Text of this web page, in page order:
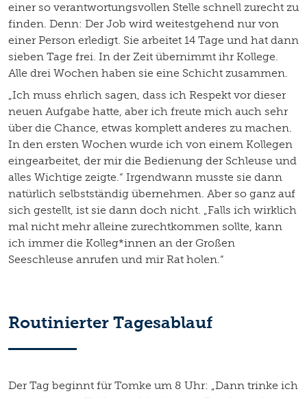
einer so verantwortungsvollen Stelle schnell zurecht zu
finden. Denn: Der Job wird weitestgehend nur von
einer Person erledigt. Sie arbeitet 14 Tage und hat dann
sieben Tage frei. In der Zeit übernimmt ihr Kollege.
Alle drei Wochen haben sie eine Schicht zusammen.
„Ich muss ehrlich sagen, dass ich Respekt vor dieser
neuen Aufgabe hatte, aber ich freute mich auch sehr
über die Chance, etwas komplett anderes zu machen.
In den ersten Wochen wurde ich von einem Kollegen
eingearbeitet, der mir die Bedienung der Schleuse und
alles Wichtige zeigte.“ Irgendwann musste sie dann
natürlich selbstständig übernehmen. Aber so ganz auf
sich gestellt, ist sie dann doch nicht. „Falls ich wirklich
mal nicht mehr alleine zurechtkommen sollte, kann
ich immer die Kolleg*innen an der Großen
Seeschleuse anrufen und mir Rat holen.“
Routinierter Tagesablauf
Der Tag beginnt für Tomke um 8 Uhr: „Dann trinke ich